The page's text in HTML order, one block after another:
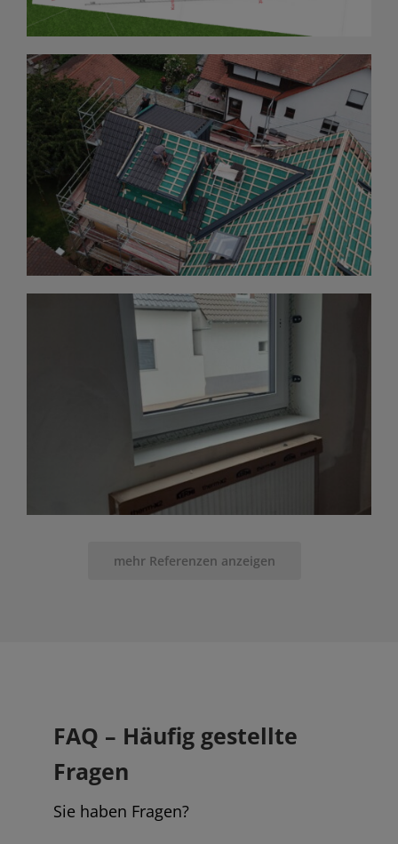
mehr Referenzen anzeigen
FAQ – Häufig gestellte
Fragen
Sie haben Fragen?